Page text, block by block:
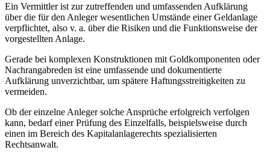
Ein Vermittler ist zur zutreffenden und umfassenden Aufklärung
über die für den Anleger wesentlichen Umstände einer Geldanlage
verpflichtet, also v. a. über die Risiken und die Funktionsweise der
vorgestellten Anlage.
Gerade bei komplexen Konstruktionen mit Goldkomponenten oder
Nachrangabreden ist eine umfassende und dokumentierte
Aufklärung unverzichtbar, um spätere Haftungsstreitigkeiten zu
vermeiden.
Ob der einzelne Anleger solche Ansprüche erfolgreich verfolgen
kann, bedarf einer Prüfung des Einzelfalls, beispielsweise durch
einen im Bereich des Kapitalanlagerechts spezialisierten
Rechtsanwalt.